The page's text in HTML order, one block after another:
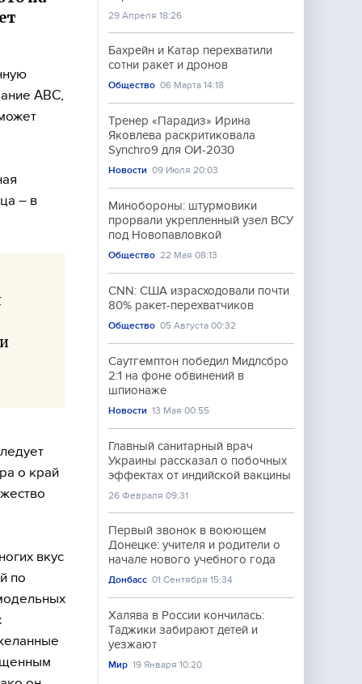
ABC,
– в
о край
вкус
по
29 Апреля 18:26
Бахрейн и Катар перехватили
сотни ракет и дронов
Общество 06 Марта 14:18
Тренер «Парадиз» Ирина
Яковлева раскритиковала
Synchro9 для ОИ-2030
Новости 09 Июля 20:03
Минобороны: штурмовики
прорвали укрепленный узел ВСУ
под Новопавловкой
Общество 22 Мая 08:13
CNN: США израсходовали почти
80% ракет-перехватчиков
Общество 05 Августа 00:32
Саутгемптон победил Мидлсбро
2:1 на фоне обвинений в
шпионаже
Новости 13 Мая 00:55
Главный санитарный врач
Украины рассказал о побочных
эффектах от индийской вакцины
26 Февраля 09:31
Первый звонок в воюющем
Донецке: учителя и родители о
начале нового учебного года
Донбасс 01 Сентября 15:34
Халява в России кончилась:
Таджики забирают детей и
уезжают
Мир 19 Января 10:20